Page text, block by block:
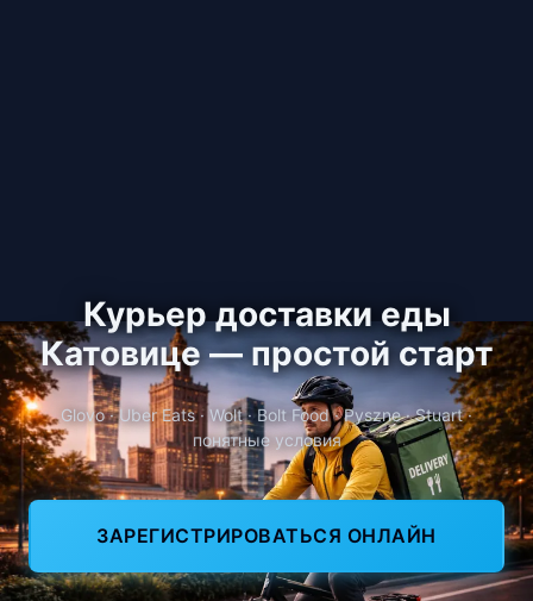
Курьер доставки еды
Катовице — простой старт
Glovo · Uber Eats · Wolt · Bolt Food · Pyszne · Stuart ·
понятные условия
ЗАРЕГИСТРИРОВАТЬСЯ ОНЛАЙН